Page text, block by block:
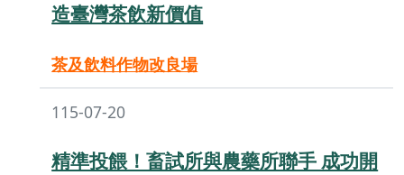
造臺灣茶飲新價值
茶及飲料作物改良場
115-07-20
精準投餵！畜試所與農藥所聯手 成功開